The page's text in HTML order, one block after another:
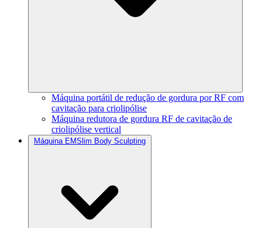
Máquina portátil de redução de gordura por RF com
cavitação para criolipólise
Máquina redutora de gordura RF de cavitação de
criolipólise vertical
Máquina EMSlim Body Sculpting